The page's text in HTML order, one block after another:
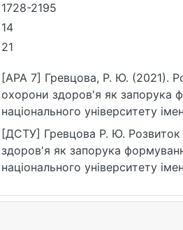
1728-2195
14
21
[APA 7] Гревцова, Р. Ю. (2021).
охорони здоров'я як запорука
національного університету
університету імені Тараса
https://ir.library.knu.ua/handle/
[ДСТУ] Гревцова Р. Ю. Розвиток
здоров'я як запорука
національного університету
https://ir.library.knu.ua/handle/